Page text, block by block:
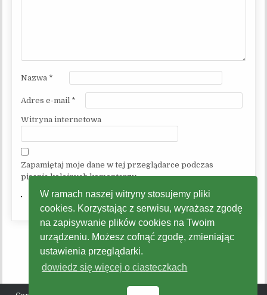
Nazwa *
Adres e-mail *
Witryna internetowa
Zapamiętaj moje dane w tej przeglądarce podczas
pisania kolejnych komentarzy.
W ramach naszej witryny stosujemy pliki
cookies. Korzystając z serwisu, wyrażasz zgodę
na zapisywanie plików cookies na Twoim
urządzeniu. Możesz cofnąć zgodę, zmieniając
ustawienia przeglądarki.
dowiedz się więcej o ciasteczkach